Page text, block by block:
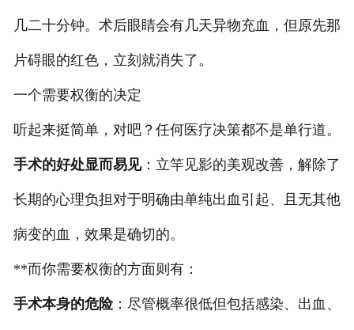
几二十分钟。术后眼睛会有几天异物充血，但原先那
片碍眼的红色，立刻就消失了。
一个需要权衡的决定
听起来挺简单，对吧？任何医疗决策都不是单行道。
手术的好处显而易见：立竿见影的美观改善，解除了
长期的心理负担对于明确由单纯出血引起、且无其他
病变的血，效果是确切的。
**而你需要权衡的方面则有：
手术本身的危险：尽管概率很低但包括感染、出血、